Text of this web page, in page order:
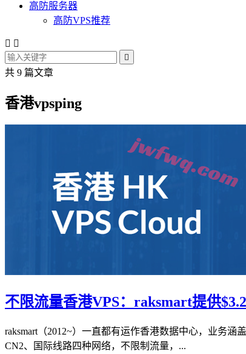
高防服务器
高防VPS推荐
 

共 9 篇文章
香港vpsping
不限流量香港VPS：raksmart提供
raksmart（2012~）一直都有运作香港数据中心，业务涵
CN2、国际线路四种网络，不限制流量，...